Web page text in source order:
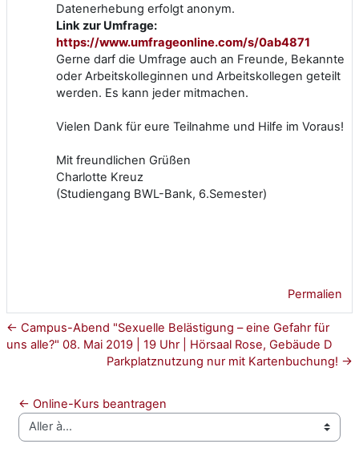
Datenerhebung erfolgt anonym.
Link zur Umfrage:
https://www.umfrageonline.com/s/0ab4871
Gerne darf die Umfrage auch an Freunde, Bekannte
oder Arbeitskolleginnen und Arbeitskollegen geteilt
werden. Es kann jeder mitmachen.
Vielen Dank für eure Teilnahme und Hilfe im Voraus!
Mit freundlichen Grüßen
Charlotte Kreuz
(Studiengang BWL-Bank, 6.Semester)
Permalien
← Campus-Abend "Sexuelle Belästigung – eine Gefahr für
uns alle?" 08. Mai 2019 | 19 Uhr | Hörsaal Rose, Gebäude D
Parkplatznutzung nur mit Kartenbuchung! →
← Online-Kurs beantragen
Aller à…